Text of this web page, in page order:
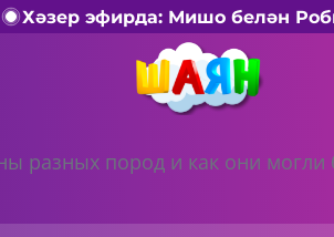
Хәзер эфирда: Мишо белән
разных пород и как они могли